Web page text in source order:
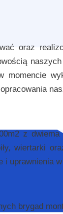
oraz
z
wiertarki
i uprawnienia
brygad